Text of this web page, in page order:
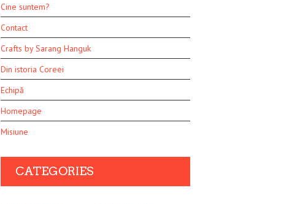
Cine suntem?
Contact
Crafts by Sarang Hanguk
Din istoria Coreei
Echipă
Homepage
Misiune
CATEGORIES